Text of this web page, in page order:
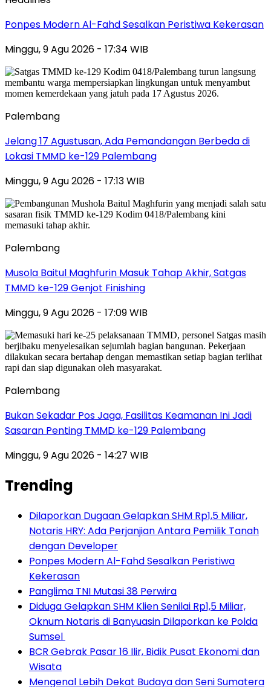
Ponpes Modern Al-Fahd Sesalkan Peristiwa Kekerasan
Minggu, 9 Agu 2026 - 17:34 WIB
Palembang
Jelang 17 Agustusan, Ada Pemandangan Berbeda di
Lokasi TMMD ke-129 Palembang
Minggu, 9 Agu 2026 - 17:13 WIB
Palembang
Musola Baitul Maghfurin Masuk Tahap Akhir, Satgas
TMMD ke-129 Genjot Finishing
Minggu, 9 Agu 2026 - 17:09 WIB
Palembang
Bukan Sekadar Pos Jaga, Fasilitas Keamanan Ini Jadi
Sasaran Penting TMMD ke-129 Palembang
Minggu, 9 Agu 2026 - 14:27 WIB
Trending
Dilaporkan Dugaan Gelapkan SHM Rp1,5 Miliar,
Notaris HRY: Ada Perjanjian Antara Pemilik Tanah
dengan Developer
Ponpes Modern Al-Fahd Sesalkan Peristiwa
Kekerasan
Panglima TNI Mutasi 38 Perwira
Diduga Gelapkan SHM Klien Senilai Rp1,5 Miliar,
Oknum Notaris di Banyuasin Dilaporkan ke Polda
Sumsel ‎
BCR Gebrak Pasar 16 Ilir, Bidik Pusat Ekonomi dan
Wisata
Mengenal Lebih Dekat Budaya dan Seni Sumatera